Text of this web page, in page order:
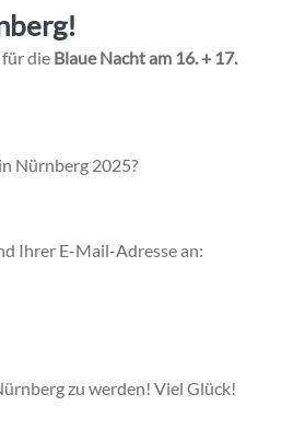
für die Blaue Nachtam 16. + 17.
Nürnberg 2025?
Ihrer E-Mail-Adresse an:
zu werden! Viel Glück!